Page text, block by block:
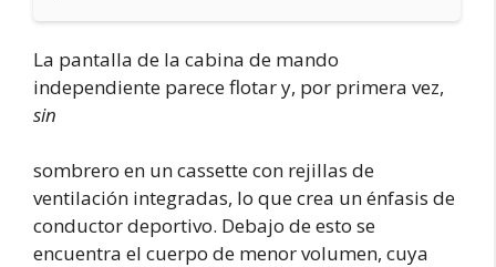
La pantalla de la cabina de mando
independiente parece flotar y, por primera vez,
sin
sombrero en un cassette con rejillas de
ventilación integradas, lo que crea un énfasis de
conductor deportivo. Debajo de esto se
encuentra el cuerpo de menor volumen, cuya